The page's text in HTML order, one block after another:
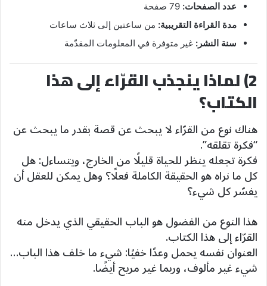
عدد الصفحات:
مدة القراءة التقريبية: من ساعتين إلى ثلاث ساعات
سنة النشر: غير متوفرة في المعلومات المقدّمة
2) لماذا ينجذب القرّاء إلى هذا
الكتاب؟
هناك نوع من القرّاء لا يبحث عن قصة بقدر ما يبحث عن
“فكرة تقلقه”.
فكرة تجعله ينظر للحياة قليلًا من الخارج، ويتساءل: هل
كل ما نراه هو الحقيقة الكاملة فعلًا؟ وهل يمكن للعقل أن
يفسّر كل شيء؟
هذا النوع من الفضول هو الباب الحقيقي الذي يدخل منه
القرّاء إلى هذا الكتاب.
العنوان نفسه يحمل وعدًا خفيًا: شيء ما خلف هذا الباب…
شيء غير مألوف، وربما غير مريح أيضًا.